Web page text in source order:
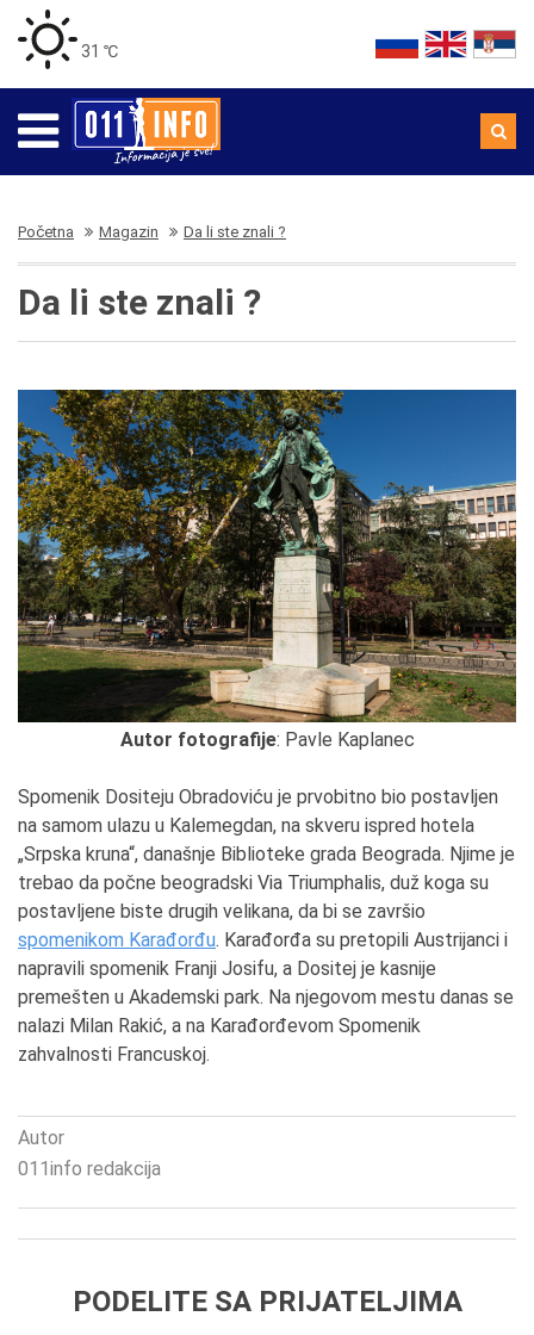
31 ℃
Početna Magazin Da li ste znali ?
Da li ste znali ?
Autor fotografije: Pavle Kaplanec
Spomenik Dositeju Obradoviću je prvobitno bio postavljen
na samom ulazu u Kalemegdan, na skveru ispred hotela
„Srpska kruna“, današnje Biblioteke grada Beograda. Njime je
trebao da počne beogradski Via Triumphalis, duž koga su
postavljene biste drugih velikana, da bi se završio
spomenikom Karađorđu. Karađorđa su pretopili Austrijanci i
napravili spomenik Franji Josifu, a Dositej je kasnije
premešten u Akademski park. Na njegovom mestu danas se
nalazi Milan Rakić, a na Karađorđevom Spomenik
zahvalnosti Francuskoj.
Autor
011info redakcija
PODELITE SA PRIJATELJIMA